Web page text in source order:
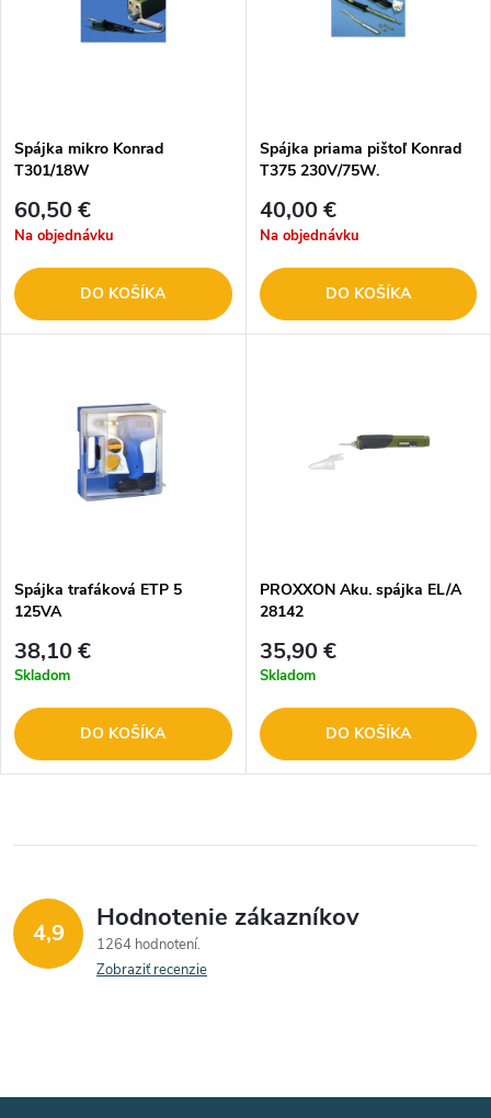
Spájka mikro Konrad
T301/18W
60,50 €
Na objednávku
DO KOŠÍKA
Spájka priama pištoľ Konrad
T375 230V/75W.
40,00 €
Na objednávku
DO KOŠÍKA
Spájka trafáková ETP 5
125VA
38,10 €
Skladom
DO KOŠÍKA
PROXXON Aku. spájka EL/A
28142
35,90 €
Skladom
DO KOŠÍKA
4,9 Hodnotenie zákazníkov
1264 hodnotení
Zobraziť recenzie